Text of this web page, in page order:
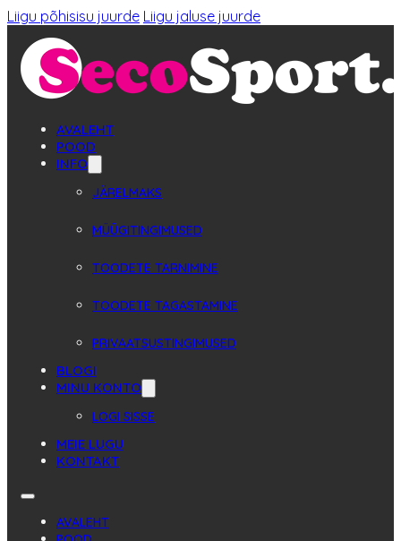
Liigu põhisisu juurde Liigu jaluse juurde
AVALEHT
POOD
INFO
JÄRELMAKS
MÜÜGITINGIMUSED
TOODETE TARNIMINE
TOODETE TAGASTAMINE
PRIVAATSUSTINGIMUSED
BLOGI
MINU KONTO
LOGI SISSE
MEIE LUGU
KONTAKT
AVALEHT